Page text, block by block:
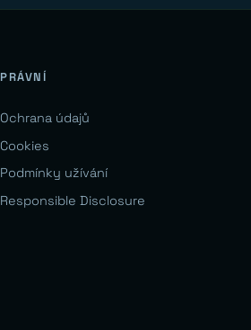
PRÁVNÍ
Ochrana údajů
Cookies
Podmínky užívání
Responsible Disclosure